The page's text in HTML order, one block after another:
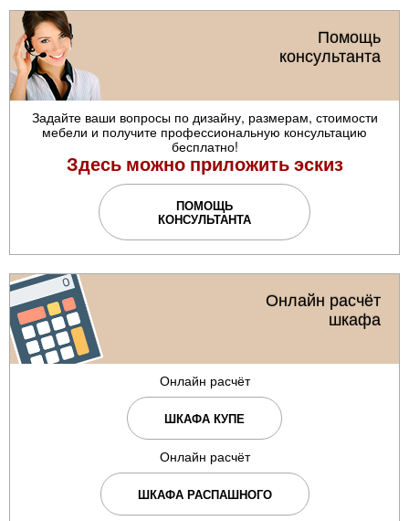
Помощь
консультанта
Задайте ваши вопросы по дизайну, размерам, стоимости
мебели и получите профессиональную консультацию
бесплатно!
Здесь можно приложить эскиз
ПОМОЩЬ
КОНСУЛЬТАНТА
Онлайн расчёт
шкафа
Онлайн расчёт
ШКАФА КУПЕ
Онлайн расчёт
ШКАФА РАСПАШНОГО